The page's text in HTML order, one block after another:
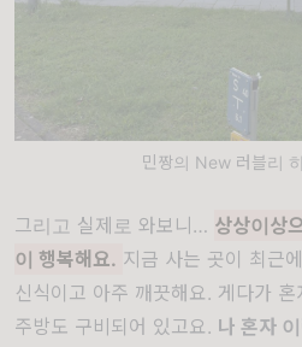
민짱의 New 러블리
그리고 실제로 와보니… 상상이상
이 행복해요. 지금 사는 곳이 최근
신식이고 아주 깨끗해요. 게다가
주방도 구비되어 있고요. 나 혼자